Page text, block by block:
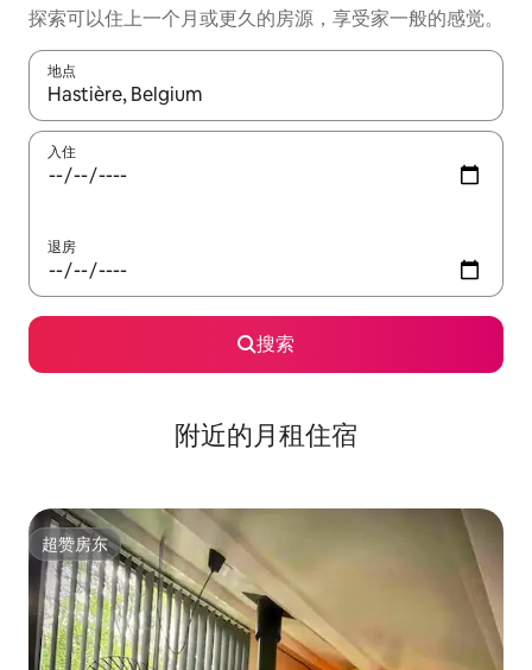
探索可以住上一个月或更久的房源，享受家一般的感觉。
地点
如有搜索结果，请使用上下方向键查看，或通过点击或滑动手势
入住
退房
搜索
附近的月租住宿
超赞房东
超赞房东